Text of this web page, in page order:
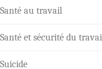
Santé au travail
Santé et sécurité du
Suicide